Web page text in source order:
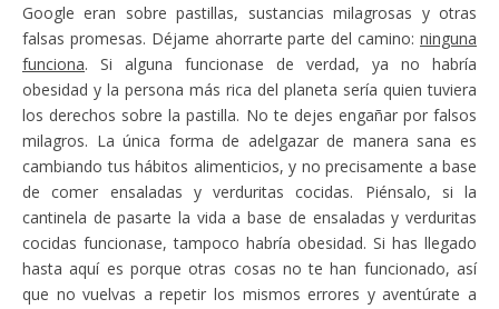
Google eran sobre pastillas, sustancias milagrosas y otras
falsas promesas. Déjame ahorrarte parte del camino: ninguna
funciona. Si alguna funcionase de verdad, ya no habría
obesidad y la persona más rica del planeta sería quien tuviera
los derechos sobre la pastilla. No te dejes engañar por falsos
milagros. La única forma de adelgazar de manera sana es
cambiando tus hábitos alimenticios, y no precisamente a base
de comer ensaladas y verduritas cocidas. Piénsalo, si la
cantinela de pasarte la vida a base de ensaladas y verduritas
cocidas funcionase, tampoco habría obesidad. Si has llegado
hasta aquí es porque otras cosas no te han funcionado, así
que no vuelvas a repetir los mismos errores y aventúrate a